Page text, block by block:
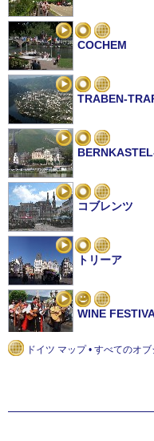
COCHEM
TRABEN-
コブレンツ
トリーア
WINE
ドイツ マップ • すべてのオブ